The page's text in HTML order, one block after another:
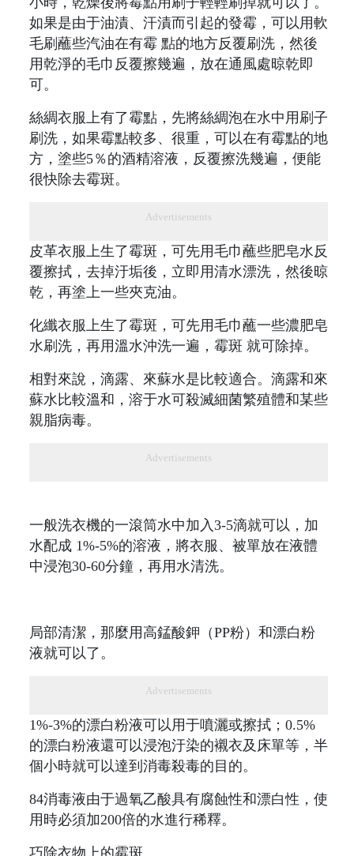
如果是由于油漬、汗漬而引起的發霉，可以用軟
毛刷蘸些汽油在有霉 點的地方反覆刷洗，然後
用乾淨的毛巾反覆擦幾遍，放在通風處晾乾即
可。
絲綢衣服上有了霉點，先將絲綢泡在水中用刷子
刷洗，如果霉點較多、很重，可以在有霉點的地
方，塗些5％的酒精溶液，反覆擦洗幾遍，便能
很快除去霉斑。
Advertisements
皮革衣服上生了霉斑，可先用毛巾蘸些肥皂水反
覆擦拭，去掉汙垢後，立即用清水漂洗，然後晾
乾，再塗上一些夾克油。
化纖衣服上生了霉斑，可先用毛巾蘸一些濃肥皂
水刷洗，再用溫水沖洗一遍，霉斑 就可除掉。
相對來說，滴露、來蘇水是比較適合。滴露和來
蘇水比較溫和，溶于水可殺滅細菌繁殖體和某些
親脂病毒。
Advertisements
一般洗衣機的一滾筒水中加入3-5滴就可以，加
水配成 1%-5%的溶液，將衣服、被單放在液體
中浸泡30-60分鐘，再用水清洗。
局部清潔，那麼用高錳酸鉀（PP粉）和漂白粉
液就可以了。
Advertisements
1%-3%的漂白粉液可以用于噴灑或擦拭；0.5%
的漂白粉液還可以浸泡汙染的襯衣及床單等，半
個小時就可以達到消毒殺毒的目的。
84消毒液由于過氧乙酸具有腐蝕性和漂白性，使
用時必須加200倍的水進行稀釋。